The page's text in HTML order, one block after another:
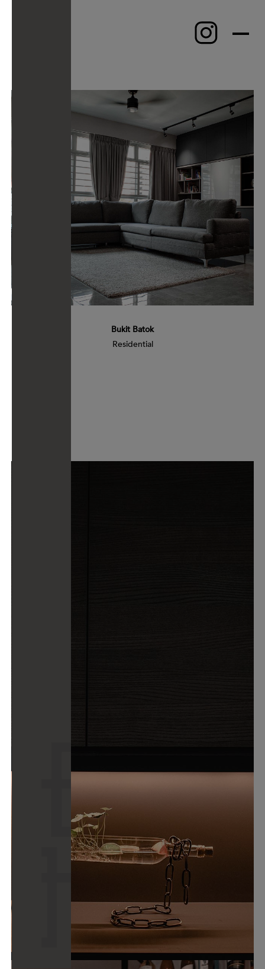
Bukit Batok
Residential